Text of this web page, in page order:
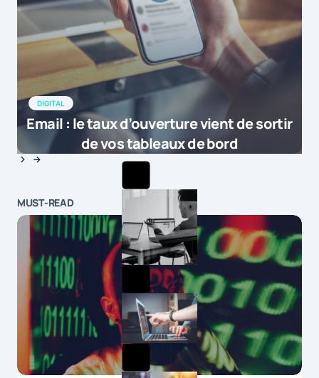
DIGITAL
Email : le taux d’ouverture vient de sortir
de vos tableaux de bord
MUST-READ